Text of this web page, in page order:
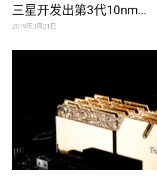
三星开发出第3代10nm...
2019年3月21日